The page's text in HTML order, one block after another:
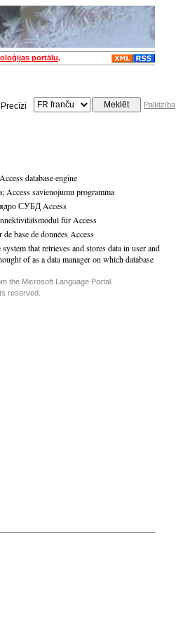
portālu.
Precīzi
Palīdzība
Access database engine
; Access savienojumu programma
ядро СУБД Access
für Access
de base de données Access
that retrieves and stores data in user and
of as a data manager on which database
the Microsoft Language Portal.
reserved.